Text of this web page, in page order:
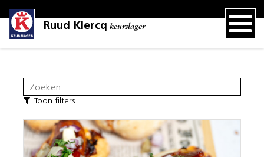
Ruud Klercq keurslager
Toon filters